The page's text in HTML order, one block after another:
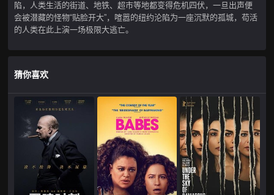
陷，人类生活的街道、地铁、超市等地都变得危机四伏，一旦出声便
会被潜藏的怪物“贴脸开大”，喧嚣的纽约沦陷为一座沉默的孤城，苟活
的人类在此上演一场极限大逃亡。
猜你喜欢